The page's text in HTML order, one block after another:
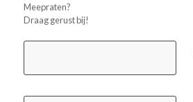
Meepraten?
Draag gerust bij!